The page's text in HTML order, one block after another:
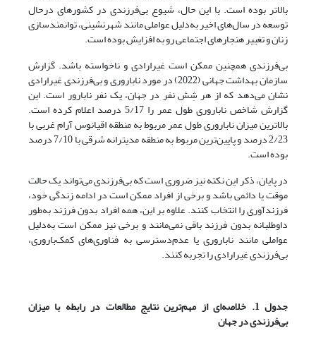
بالاتر بوده است. با این حال، شیوع بی‌فرزندی در کشورهای درحال
توسعه در سال‌های اخیر به‌دلیل عواملی مانند شهرنشینی، توانمندسازی
زنان و تغییر هنجارهای اجتماعی رو به افزایش بوده است.
بی‌فرزندی همچنین ممکن است غیرارادی و ناخواسته باشد. گزارش
سازمان بهداشت جهانی (2022) در مورد ناباروری و بی‌فرزندی غیرارادی
نشان می‌دهد که از هر شِش نفر در جهان، یک نفر نابارور است. این
گزارش شاخص ناباروری طول عمر را 5/17 درصد اعلام کرده است.
بالاترین میزان ناباروری طول عمر مربوط به منطقه اقیانوس آرام غربی با
2/23 درصد و پایین‌ترین مربوط به منطقه مدیترانه شرقی با 7/10 درصد
بوده است.
در پایان، ذکر این نکته نیز ضروری است که بی‌فرزندی می‌تواند یک حالت
موقت یا دائمی باشد و برخی از افراد ممکن است در ادامه زندگی خود،
فرزندآوری را انتخاب کنند. علاوه بر این، همه افراد بدون فرزند به‌طور
داوطلبانه بدون فرزند باقی نمی‌مانند و برخی نیز ممکن است به‌دلیل
عواملی مانند ناباروری یا عدم‌دسترسی به فناوری‌های کمک‌باروری،
بی‌فرزندی غیرارادی را تجربه کنند.
جدول 1. خلاصه‌ای از مهم‌ترین نتایج مطالعات در رابطه با میزان
بی‌فرزندی در جهان